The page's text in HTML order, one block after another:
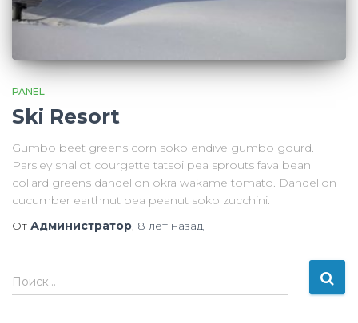
PANEL
Ski Resort
Gumbo beet greens corn soko endive gumbo gourd.
Parsley shallot courgette tatsoi pea sprouts fava bean
collard greens dandelion okra wakame tomato. Dandelion
cucumber earthnut pea peanut soko zucchini.
От Администратор, 8 лет назад
Н
а
Поиск…